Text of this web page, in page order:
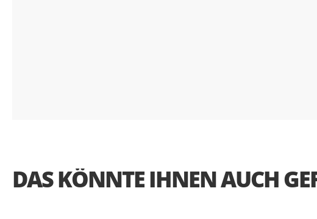
DAS KÖNNTE IHNEN AUCH